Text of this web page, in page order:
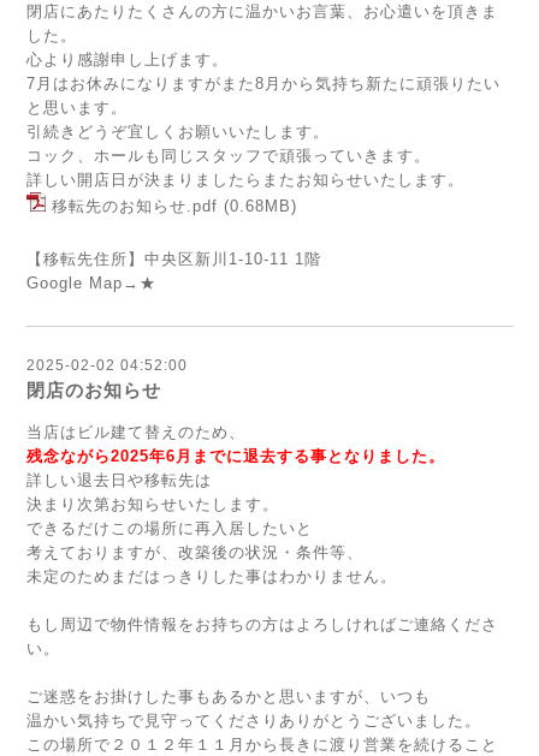
閉店にあたりたくさんの方に温かいお言葉、お心遣いを頂きま
した。
心より感謝申し上げます。
7月はお休みになりますがまた8月から気持ち新たに頑張りたい
と思います。
引続きどうぞ宜しくお願いいたします。
コック、ホールも同じスタッフで頑張っていきます。
詳しい開店日が決まりましたらまたお知らせいたします。
移転先のお知らせ.pdf (0.68MB)
【移転先住所】中央区新川1-10-11 1階
Google Map→ ★
2025-02-02 04:52:00
閉店のお知らせ
当店はビル建て替えのため、
残念ながら2025年6月までに退去する事となりました。
詳しい退去日や移転先は
決まり次第お知らせいたします。
できるだけこの場所に再入居したいと
考えておりますが、改築後の状況・条件等、
未定のためまだはっきりした事はわかりません。
もし周辺で物件情報をお持ちの方はよろしければご連絡くださ
い。
ご迷惑をお掛けした事もあるかと思いますが、いつも
温かい気持ちで見守ってくださりありがとうございました。
この場所で２０１２年１１月から長きに渡り営業を続けること